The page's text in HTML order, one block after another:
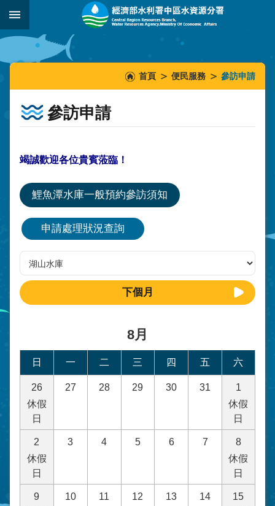
跳到主要內容區塊
:::
_
::::::
首頁 便民服務 參訪申請
參訪申請
竭誠歡迎各位貴賓蒞臨！
鯉魚潭水庫一般預約參訪須知
申請處理狀況查詢
下個月
8月
日 一 二 三 四 五 六
26
休假
日
27 28 29 30 31
1
休假
日
2
休假
日
3 4 5 6 7
8
休假
日
9
10 11 12 13 14
15